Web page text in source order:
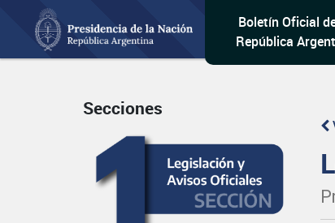
Boletín Oficial
República
Secciones